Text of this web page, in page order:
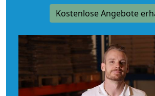
Kostenlose Angebote